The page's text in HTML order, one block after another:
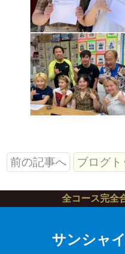
前の記事へ ブログ
全コース完全
サンシャ